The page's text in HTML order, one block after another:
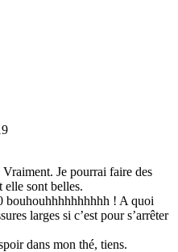
Je pourrai faire des
elle sont belles.
bouhouhhhhhhhhhh ! A quoi
larges si c’est pour s’arrêter
dans mon thé, tiens.